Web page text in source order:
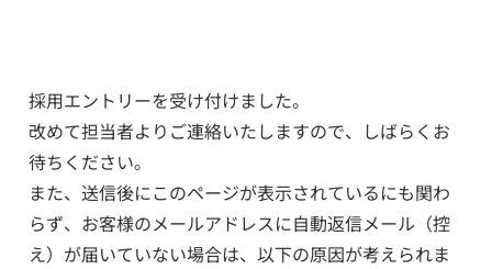
採用エントリーを受け付けました。
改めて担当者よりご連絡いたしますので、しばらくお
待ちください。
また、送信後にこのページが表示されているにも関わ
らず、お客様のメールアドレスに自動返信メール（控
え）が届いていない場合は、以下の原因が考えられま